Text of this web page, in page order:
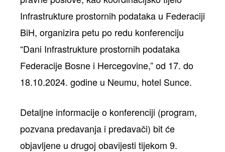
Infrastrukture prostornih podataka u Federaciji
BiH, organizira petu po redu konferenciju
“Dani Infrastrukture prostornih podataka
Federacije Bosne i Hercegovine,” od 17. do
18.10.2024. godine u Neumu, hotel Sunce.
Detaljne informacije o konferenciji (program,
pozvana predavanja i predavači) bit će
objavljene u drugoj obavijesti tijekom 9.